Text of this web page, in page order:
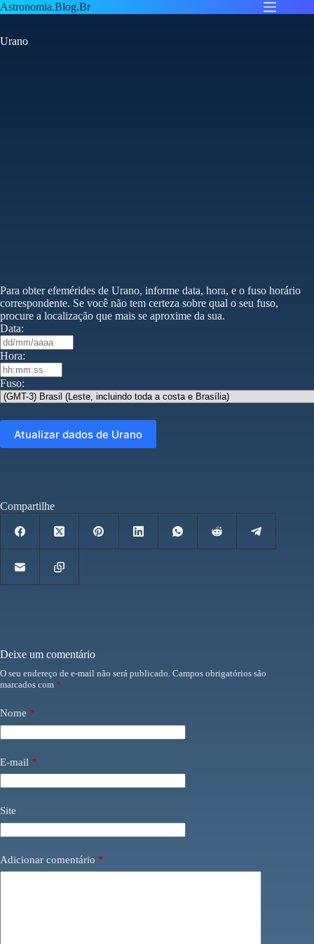
Pular
para
conteúdo
Astronomia.Blog.Br
Urano
Para obter efemérides de Urano, informe data, hora, e o fuso horário
correspondente. Se você não tem certeza sobre qual o seu fuso,
procure a localização que mais se aproxime da sua.
Data:
Hora:
Fuso:
Compartilhe
Deixe um comentário
O seu endereço de e-mail não será publicado. Campos obrigatórios são
marcados com *
Nome *
E-mail *
Site
Adicionar comentário *